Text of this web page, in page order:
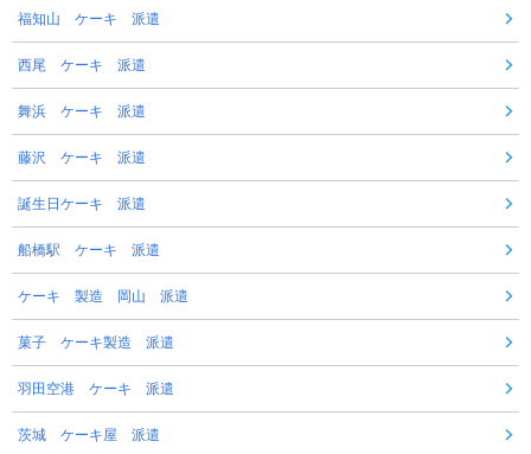
福知山 ケーキ 派遣
西尾 ケーキ 派遣
舞浜 ケーキ 派遣
藤沢 ケーキ 派遣
誕生日ケーキ 派遣
船橋駅 ケーキ 派遣
ケーキ 製造 岡山 派遣
菓子 ケーキ製造 派遣
羽田空港 ケーキ 派遣
茨城 ケーキ屋 派遣